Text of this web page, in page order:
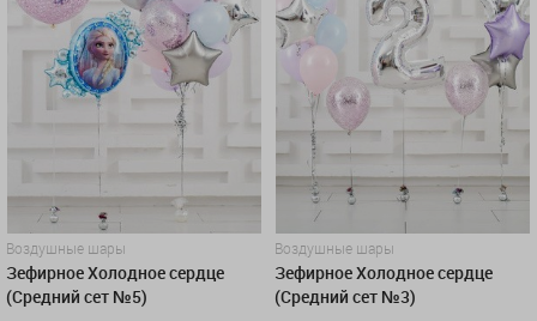
Воздушные шары
Зефирное Холодное сердце
(Средний сет №5)
Воздушные шары
Зефирное Холодное сердце
(Средний сет №3)